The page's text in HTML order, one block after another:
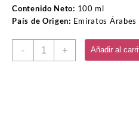
Contenido Neto: 100 ml
País de Origen: Emiratos Árabes
-
Perfume+ Añadir al